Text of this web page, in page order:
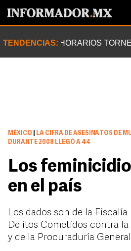
TENDENCIAS: HORARIOS
MÉXICO
LA CIFRA DE ASESINATOS DE
DURANTE 2008 LLEGÓ A 44
Los
en el país
Los dados son de la Fiscalía
Delitos Cometidos contra la
y de la Procuraduría